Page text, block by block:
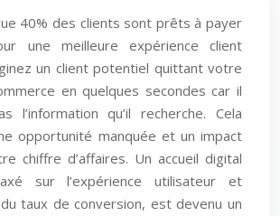
40% des clients sont prêts à payer
une meilleure expérience client
un client potentiel quittant votre
en quelques secondes car il
l’information qu’il recherche. Cela
opportunité manquée et un impact
chiffre d’affaires. Un accueil digital
sur l’expérience utilisateur et
taux de conversion, est devenu un